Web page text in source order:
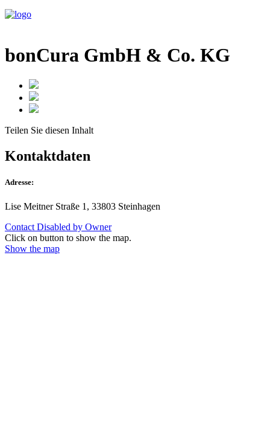
bonCura GmbH & Co. KG
Teilen Sie diesen Inhalt
Kontaktdaten
Adresse:
Lise Meitner Straße 1, 33803 Steinhagen
Contact Disabled by Owner
Click on button to show the map.
Show the map